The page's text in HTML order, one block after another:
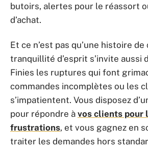
butoirs, alertes pour le réassort
d’achat.
Et ce n’est pas qu’une histoire
tranquillité d’esprit s’invite aussi
Finies les ruptures qui font
commandes incomplètes ou les
s’impatientent. Vous disposez
pour répondre à vos clients pour
frustrations, et vous gagnez en
traiter les demandes hors